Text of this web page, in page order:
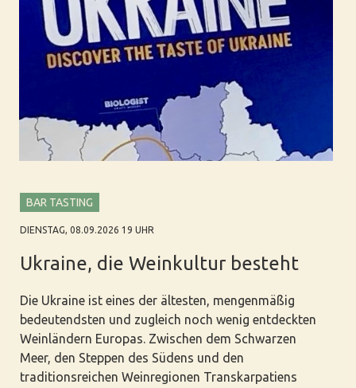
BAR TASTING
DIENSTAG, 08.09.2026 19 UHR
Ukraine, die Weinkultur besteht
Die Ukraine ist eines der ältesten, mengenmäßig
bedeutendsten und zugleich noch wenig entdeckten
Weinländern Europas. Zwischen dem Schwarzen
Meer, den Steppen des Südens und den
traditionsreichen Weinregionen Transkarpatiens